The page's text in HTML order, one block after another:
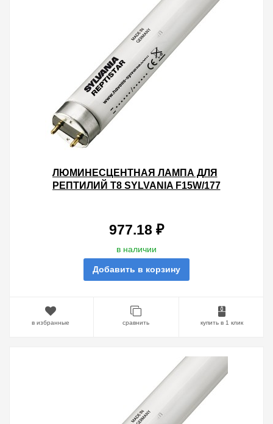
ЛЮМИНЕСЦЕНТНАЯ ЛАМПА ДЛЯ
РЕПТИЛИЙ T8 SYLVANIA F15W/177
977.18 ₽
в наличии
Добавить в корзину
в избранные сравнить купить в 1 клик